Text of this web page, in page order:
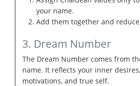
your name.
Add them together and
3. Dream Number
The Dream Number comes from
name. It reflects your inner
motivations, and true self.